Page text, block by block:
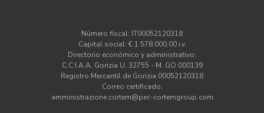
Número fiscal: IT00052120318
Capital social: € 1.578.000,00 i.v.
Directorio económico y administrativo:
C.C.I.A.A. Gorizia U. 32755 - M. GO 000139
Registro Mercantil de Gorizia 00052120318
Correo certificado:
amministrazione.cortem@pec-cortemgroup.com